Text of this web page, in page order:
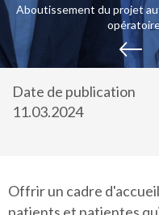
Aboutissement du projet
Date de publication
11.03.2024
Offrir un cadre